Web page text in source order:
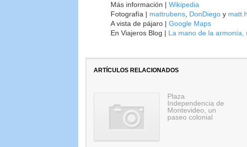
Más información | Wikipedia
Fotografía | mattrubens DonDiego y
A vista de pájaro | Google Maps
En Viajeros Blog | La mano de la armonía,
ARTÍCULOS RELACIONADOS
Plaza
Independencia de
Montevideo, un
paseo colonial